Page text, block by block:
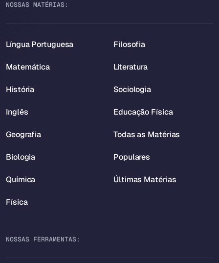
NOSSAS MATÉRIAS:
Língua Portuguesa
Matemática
História
Inglês
Geografia
Biologia
Química
Física
Filosofia
Literatura
Sociologia
Educação Física
Todas as Matérias
Populares
Últimas Matérias
NOSSAS FERRAMENTAS: